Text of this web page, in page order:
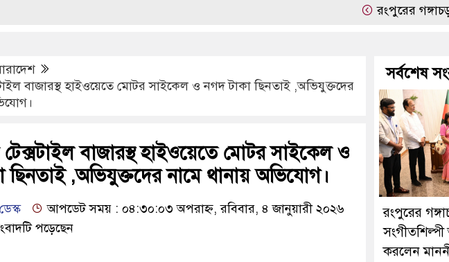
রংপুরের গঙ্গাচড়া
বাজারস্থ হাইওয়েতে মোটর সাইকেল ও নগদ টাকা ছিনতাই ,অভিযুক্তদের
বাজারস্থ হাইওয়েতে মোটর সাইকেল ও
ছিনতাই ,অভিযুক্তদের নামে থানায় অভিযোগ।
আপডেট সময় : ০৪:৩০:০৩ অপরাহ্ন, রবিবার, ৪ জানুয়ারী ২০২৬
পড়েছেন
সর্বশেষ
রংপুরের
সংগীতশিল্পী
করলেন